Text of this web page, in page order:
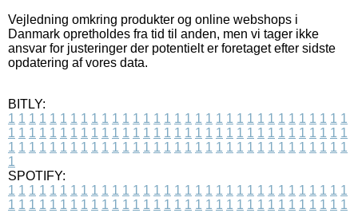
Vejledning omkring produkter og online webshops i
Danmark opretholdes fra tid til anden, men vi tager ikke
ansvar for justeringer der potentielt er foretaget efter sidste
opdatering af vores data.
BITLY:
1 1 1 1 1 1 1 1 1 1 1 1 1 1 1 1 1 1 1 1 1 1 1 1 1 1 1 1 1 1 1 1 1
1 1 1 1 1 1 1 1 1 1 1 1 1 1 1 1 1 1 1 1 1 1 1 1 1 1 1 1 1 1 1 1 1
1 1 1 1 1 1 1 1 1 1 1 1 1 1 1 1 1 1 1 1 1 1 1 1 1 1 1 1 1 1 1 1 1
1
SPOTIFY:
1 1 1 1 1 1 1 1 1 1 1 1 1 1 1 1 1 1 1 1 1 1 1 1 1 1 1 1 1 1 1 1 1
1 1 1 1 1 1 1 1 1 1 1 1 1 1 1 1 1 1 1 1 1 1 1 1 1 1 1 1 1 1 1 1 1